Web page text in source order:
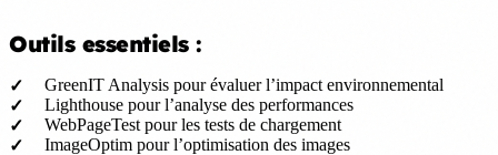
Outils essentiels :
GreenIT Analysis pour évaluer l’impact environnemental
Lighthouse pour l’analyse des performances
WebPageTest pour les tests de chargement
ImageOptim pour l’optimisation des images